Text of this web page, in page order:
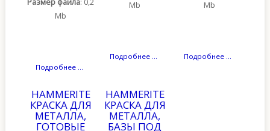
Mb
Подробнее ...
Mb
Подробнее ...
Mb
Подробнее ...
HAMMERITE
КРАСКА ДЛЯ
МЕТАЛЛА,
ГОТОВЫЕ
HAMMERITE
КРАСКА ДЛЯ
МЕТАЛЛА,
БАЗЫ ПОД